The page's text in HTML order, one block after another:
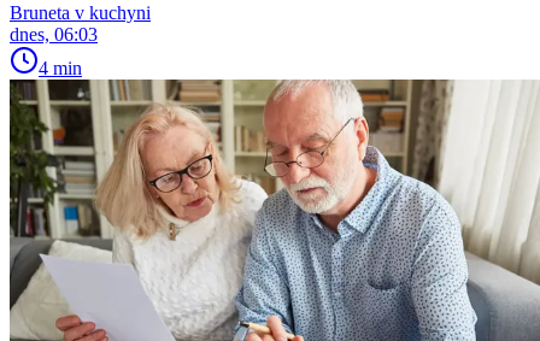
Bruneta v kuchyni
dnes, 06:03
4 min